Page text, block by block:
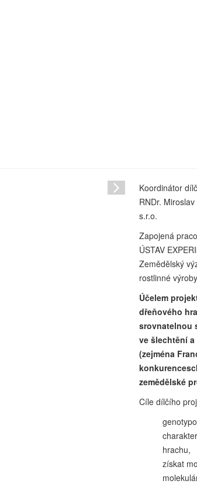
Koordinátor
RNDr.
s.r.o.
Zapojená
ÚSTAV
Zemědělský
rostlinné
Účelem
dřeňového
srovnatelnou
ve šlechtění
(zejména
zemědělské
Cíle dílčího
hrachu,
získat